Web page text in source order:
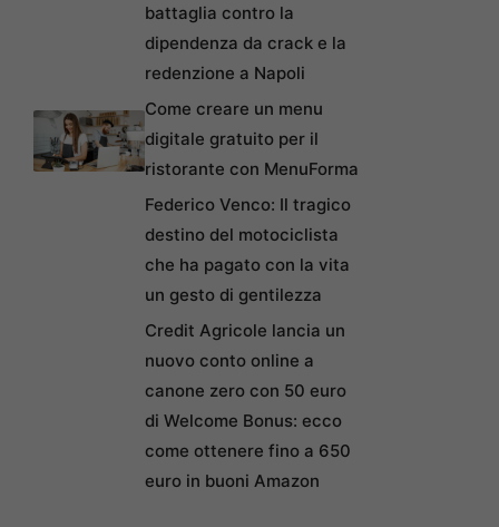
battaglia contro la
dipendenza da crack e la
redenzione a Napoli
Come creare un menu
digitale gratuito per il
ristorante con MenuForma
Federico Venco: Il tragico
destino del motociclista
che ha pagato con la vita
un gesto di gentilezza
Credit Agricole lancia un
nuovo conto online a
canone zero con 50 euro
di Welcome Bonus: ecco
come ottenere fino a 650
euro in buoni Amazon